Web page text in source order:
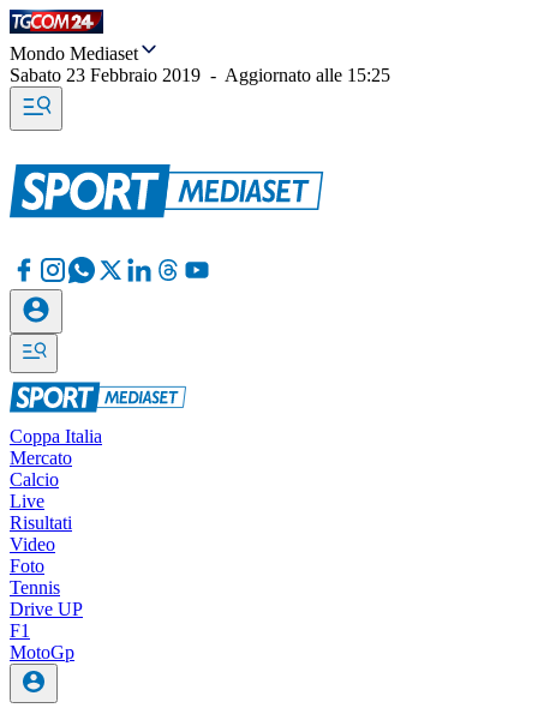
Mondo Mediaset
Sabato 23 Febbraio 2019 - Aggiornato alle 15:25
Coppa Italia
Mercato
Calcio
Live
Risultati
Video
Foto
Tennis
Drive UP
F1
MotoGp